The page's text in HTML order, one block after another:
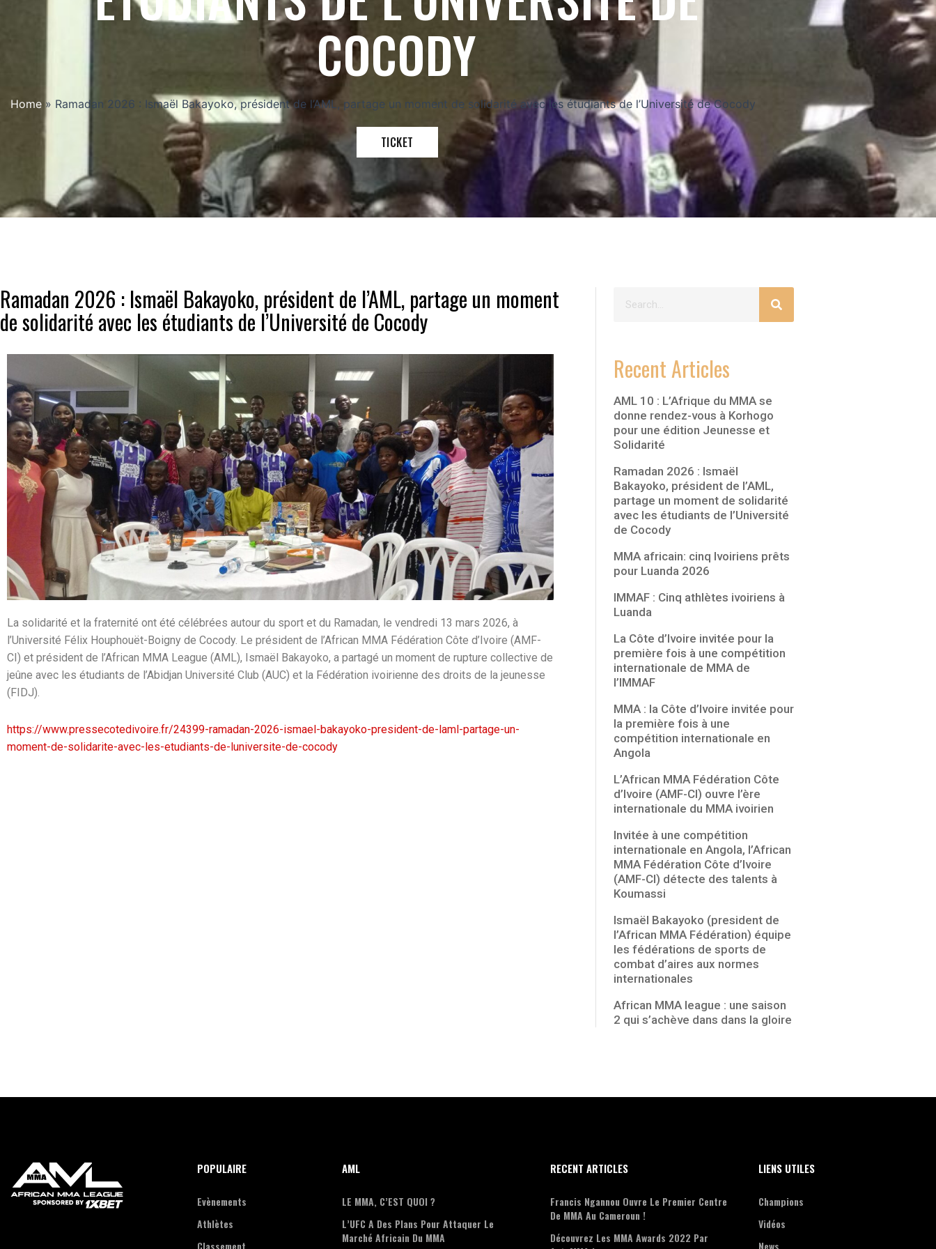
COCODY
Home » Ramadan 2026 : Ismaël Bakayoko, président de l’AML, partage un moment de solidarité avec les étudiants de l’Université de Cocody
TICKET
Ramadan 2026 : Ismaël Bakayoko, président de l’AML, partage un moment
de solidarité avec les étudiants de l’Université de Cocody
La solidarité et la fraternité ont été célébrées autour du sport et du Ramadan, le vendredi 13 mars 2026, à
l’Université Félix Houphouët-Boigny de Cocody. Le président de l’African MMA Fédération Côte d’Ivoire (AMF-
CI) et président de l’African MMA League (AML), Ismaël Bakayoko, a partagé un moment de rupture collective de
jeûne avec les étudiants de l’Abidjan Université Club (AUC) et la Fédération ivoirienne des droits de la jeunesse
(FIDJ).
https://www.pressecotedivoire.fr/24399-ramadan-2026-ismael-bakayoko-president-de-laml-partage-un-
moment-de-solidarite-avec-les-etudiants-de-luniversite-de-cocody
Search
Recent Articles
AML 10 : L’Afrique du MMA se
donne rendez-vous à Korhogo
pour une édition Jeunesse et
Solidarité
Ramadan 2026 : Ismaël
Bakayoko, président de l’AML,
partage un moment de solidarité
avec les étudiants de l’Université
de Cocody
MMA africain: cinq Ivoiriens prêts
pour Luanda 2026
IMMAF : Cinq athlètes ivoiriens à
Luanda
La Côte d’Ivoire invitée pour la
première fois à une compétition
internationale de MMA de
l’IMMAF
MMA : la Côte d’Ivoire invitée pour
la première fois à une
compétition internationale en
Angola
L’African MMA Fédération Côte
d’Ivoire (AMF-CI) ouvre l’ère
internationale du MMA ivoirien
Invitée à une compétition
internationale en Angola, l’African
MMA Fédération Côte d’Ivoire
(AMF-CI) détecte des talents à
Koumassi
Ismaël Bakayoko (president de
l’African MMA Fédération) équipe
les fédérations de sports de
combat d’aires aux normes
internationales
African MMA league : une saison
2 qui s’achève dans dans la gloire
POPULAIRE
Evènements
Athlètes
Classement
AML
LE MMA, C’EST QUOI ?
L’UFC A Des Plans Pour Attaquer Le
Marché Africain Du MMA
RECENT ARTICLES
Francis Ngannou Ouvre Le Premier Centre
De MMA Au Cameroun !
Découvrez Les MMA Awards 2022 Par
LIENS UTILES
Champions
Vidéos
News